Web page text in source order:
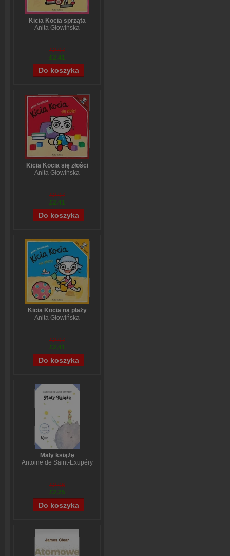
Kicia Kocia sprząta
Anita Głowińska
£2,97
£2,41
Kicia Kocia się złości
Anita Głowińska
£2,97
£2,41
Kicia Kocia na plaży
Anita Głowińska
£2,97
£2,41
Mały książę
Antoine de Saint-Exupéry
£2,96
£2,25